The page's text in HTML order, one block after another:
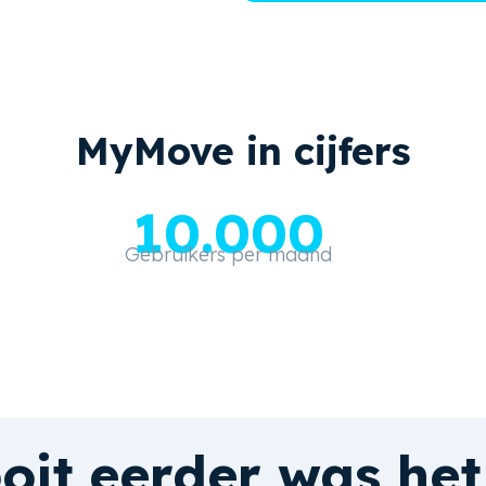
MyMove in cijfers
10.000
Gebruikers per maand